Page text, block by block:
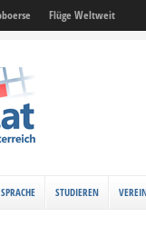
Flüge Weltweit
SPRACHE STUDIEREN